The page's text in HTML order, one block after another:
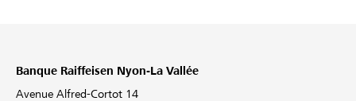
Banque Raiffeisen Nyon-La Vallée
Avenue Alfred-Cortot 14